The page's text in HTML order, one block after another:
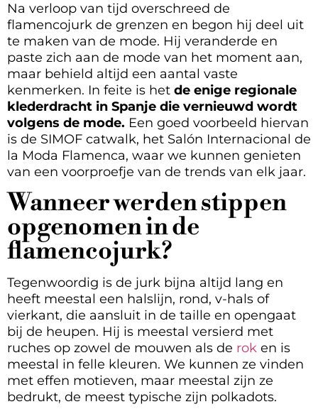
Na verloop van tijd overschreed de
flamencojurk de grenzen en begon hij deel uit
te maken van de mode. Hij veranderde en
paste zich aan de mode van het moment aan,
maar behield altijd een aantal vaste
kenmerken. In feite is het de enige regionale
klederdracht in Spanje die vernieuwd wordt
volgens de mode. Een goed voorbeeld hiervan
is de SIMOF catwalk, het Salón Internacional de
la Moda Flamenca, waar we kunnen genieten
van een voorproefje van de trends van elk jaar.
Wanneer werden stippen
opgenomen in de
flamencojurk?
Tegenwoordig is de jurk bijna altijd lang en
heeft meestal een halslijn, rond, v-hals of
vierkant, die aansluit in de taille en opengaat
bij de heupen. Hij is meestal versierd met
ruches op zowel de mouwen als de rok en is
meestal in felle kleuren. We kunnen ze vinden
met effen motieven, maar meestal zijn ze
bedrukt, de meest typische zijn polkadots.